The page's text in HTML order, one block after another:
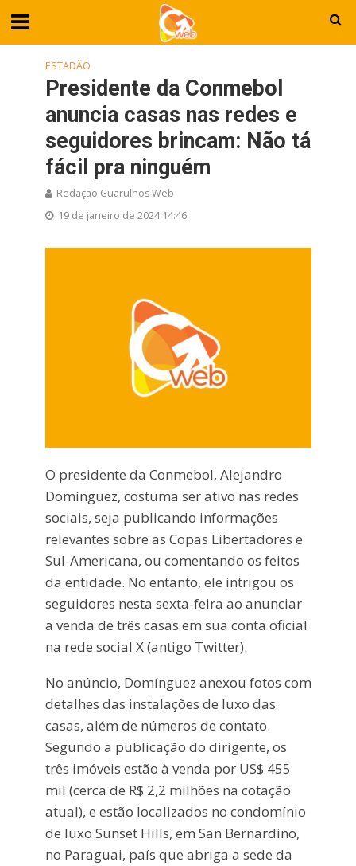
ESTADÃO
Presidente da Conmebol
anuncia casas nas redes e
seguidores brincam: Não tá
fácil pra ninguém
Redação Guarulhos Web
19 de janeiro de 2024 14:46
O presidente da Conmebol, Alejandro
Domínguez, costuma ser ativo nas redes
sociais, seja publicando informações
relevantes sobre as Copas Libertadores e
Sul-Americana, ou comentando os feitos
da entidade. No entanto, ele intrigou os
seguidores nesta sexta-feira ao anunciar
a venda de três casas em sua conta oficial
na rede social X (antigo Twitter).
No anúncio, Domínguez anexou fotos com
detalhes das instalações de luxo das
casas, além de números de contato.
Segundo a publicação do dirigente, os
três imóveis estão à venda por US$ 455
mil (cerca de R$ 2,2 milhões na cotação
atual), e estão localizados no condomínio
de luxo Sunset Hills, em San Bernardino,
no Paraguai, país que abriga a sede da